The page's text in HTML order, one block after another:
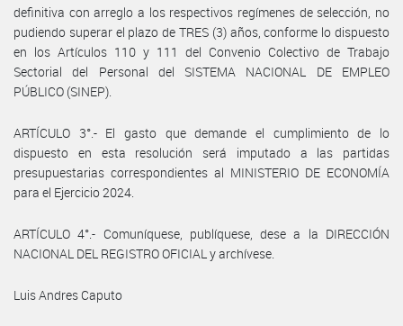
definitiva con arreglo a los respectivos regímenes de selección, no
pudiendo superar el plazo de TRES (3) años, conforme lo dispuesto
en los Artículos 110 y 111 del Convenio Colectivo de Trabajo
Sectorial del Personal del SISTEMA NACIONAL DE EMPLEO
PÚBLICO (SINEP).
ARTÍCULO 3°.- El gasto que demande el cumplimiento de lo
dispuesto en esta resolución será imputado a las partidas
presupuestarias correspondientes al MINISTERIO DE ECONOMÍA
para el Ejercicio 2024.
ARTÍCULO 4°.- Comuníquese, publíquese, dese a la DIRECCIÓN
NACIONAL DEL REGISTRO OFICIAL y archívese.
Luis Andres Caputo